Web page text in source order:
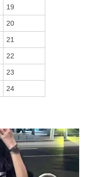
19
20
21
22
23
24